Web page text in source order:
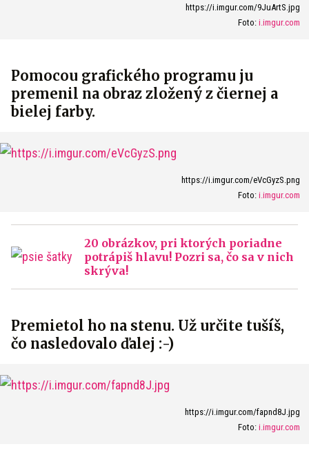
https://i.imgur.com/9JuArtS.jpg
Foto: i.imgur.com
Pomocou grafického programu ju
premenil na obraz zložený z čiernej a
bielej farby.
https://i.imgur.com/eVcGyzS.png
Foto: i.imgur.com
20 obrázkov, pri ktorých poriadne
potrápiš hlavu! Pozri sa, čo sa v nich
skrýva!
Premietol ho na stenu. Už určite tušíš,
čo nasledovalo ďalej :-)
https://i.imgur.com/fapnd8J.jpg
Foto: i.imgur.com